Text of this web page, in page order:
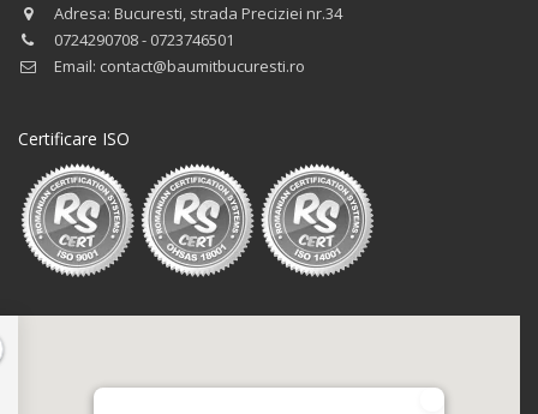
Adresa: Bucuresti, strada Preciziei nr.34
0724290708 - 0723746501
Email: contact@baumitbucuresti.ro
Certificare ISO